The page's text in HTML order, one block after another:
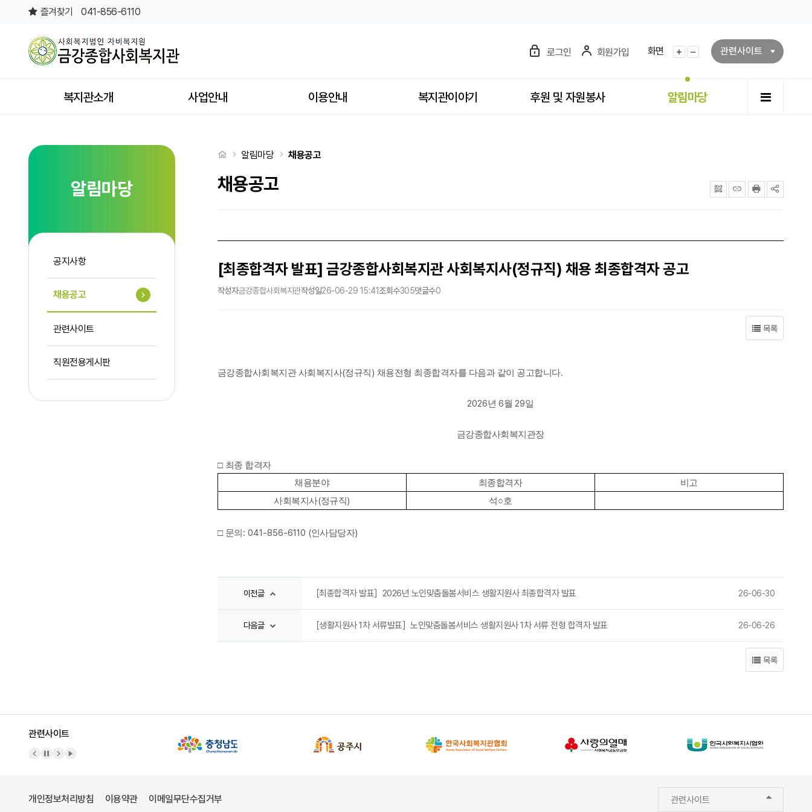
[최종합격자 발표] 금강종합사회복지관 사회복지사(정규직) 채용 최종합격자 공고 > 채용공고
즐겨찾기 041-856-6110
로그인 회원가입
화면
화면확대화면축소
관련사이트
복지관소개 사업안내 이용안내 복지관이야기 후원 및 자원봉사 알림마당 전체메
처음으로
알림마당 채용공고
채용공고 QRcode주소복사프린터
[최종합격자 발표] 금강종합사회복지관 사회복지사(정규직) 채용 최종합격자 공고
작성자금강종합사회복지관작성일26-06-29 15:41조회수305댓글수0
목록
금강종합사회복지관 사회복지사(정규직) 채용전형 최종합격자를 다음과 같이 공고합니다.
2026년 6월 29일
금강종합사회복지관장
□ 최종 합격자
채용분야
최종합격자
비고
사회복지사(정규직) 석○호
□ 문의 : 041-856-6110 (인사담당자)
이전글 ［최종합격자 발표］2026년 노인맞춤돌봄서비스 생활지원사 최종합격자 발표 26-06-30
다음글 ［생활지원사 1차 서류발표］노인맞춤돌봄서비스 생활지원사 1차 서류 전형 합격자 발표 26-06-26
목록
알림마당
공지사항
채용공고
관련사이트
직원전용게시판
관련사이트
이전 배너
배너 정지
다음 배너
배너 재생
개인정보처리방침 이용약관 이메일무단수집거부 관련사이트